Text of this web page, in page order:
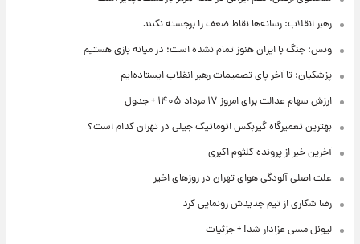
رهبر انقلاب: رسانه‌ها نقاط ضعف را برجسته نکنند
ونس: جنگ با ایران هنوز تمام نشده است؛ در میانه بازی هستیم
پزشکیان: تا آخر پای تصمیمات رهبر انقلاب ایستاده‌ایم
ارزش سهام عدالت برای امروز ۱۷ مرداد ۱۴۰۵ + جدول
بهترین تعمیرگاه گیربکس اتوماتیک جیلی در تهران کدام است؟
آخرین خبر از پرونده کلثوم اکبری
علت اصلی آلودگی هوای تهران در روزهای اخیر
رضا شکاری از تیم جدیدش رونمایی کرد
لیونل مسی عزادار شد! + جزئیات